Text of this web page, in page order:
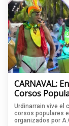
CARNAVAL:
Corsos
Urdinarrain vive el
corsos populares
organizados por